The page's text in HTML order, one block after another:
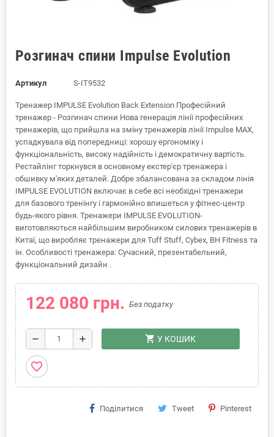
Розгинач спини Impulse Evolution
Артикул S-IT9532
Тренажер IMPULSE Evolution Back Extension Професійний
тренажер - Розгинач спини Нова генерація лінії професійних
тренажерів, що прийшла на зміну тренажерів лінії Impulse MAX,
успадкувала від попередниці: хорошу ергономіку і
функціональність, високу надійність і демократичну вартість.
Рестайлінг торкнувся в основному екстер'єр тренажера і
обшивку м'яких деталей. Добре збалансована за складом лінія
IMPULSE EVOLUTION включає в себе всі необхідні тренажери
для базового тренінгу і гармонійно впишеться у фітнес-центр
будь-якого рівня. Тренажери IMPULSE EVOLUTION-
виготовляються найбільшим виробником силових тренажерів в
Китаї, що виробляє тренажери для Tuff Stuff, Cybex, BH Fitness та
ін. Особливості тренажера: Сучасний, презентабельний,
функціональний дизайн .
122 080 грн. Без податку
remove add shopping_cart У КОШИК
favorite_border
Поділитися Tweet Pinterest